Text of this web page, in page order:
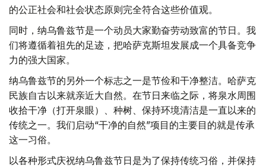
的公正社会和社会状态原则完全符合这些价值观。
同时，纳乌鲁兹节是一个动员大家勤奋劳动致富的节日。我
们将遵循着祖先的足迹，把哈萨克斯坦发展成一个具备竞争
力的强大国家。
纳乌鲁兹节的另外一个标志之一是节俭和干净整洁。哈萨克
民族自古以来就亲近大自然。在节日来临之际，将泉水周围
收拾干净（打开泉眼）、种树、保持环境清洁是一直以来的
传统之一。我们启动“干净的自然”项目的主要目的就是传承
这一习俗。
以各种形式庆祝纳乌鲁兹节日是为了保持传统习俗，并保持